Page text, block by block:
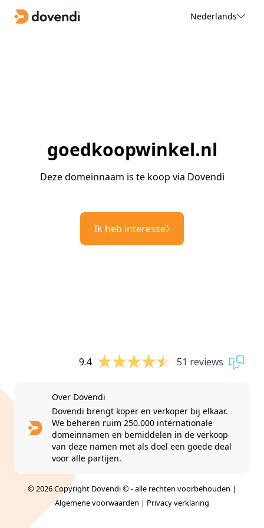
Nederlands
goedkoopwinkel.nl
Deze domeinnaam is te koop via Dovendi
Ik heb interesse
9.4 51 reviews
Over Dovendi
Dovendi brengt koper en verkoper bij elkaar.
We beheren ruim 250.000 internationale
domeinnamen en bemiddelen in de verkoop
van deze namen met als doel een goede deal
voor alle partijen.
© 2026 Copyright Dovendi © - alle rechten voorbehouden |
Algemene voorwaarden | Privacy verklaring